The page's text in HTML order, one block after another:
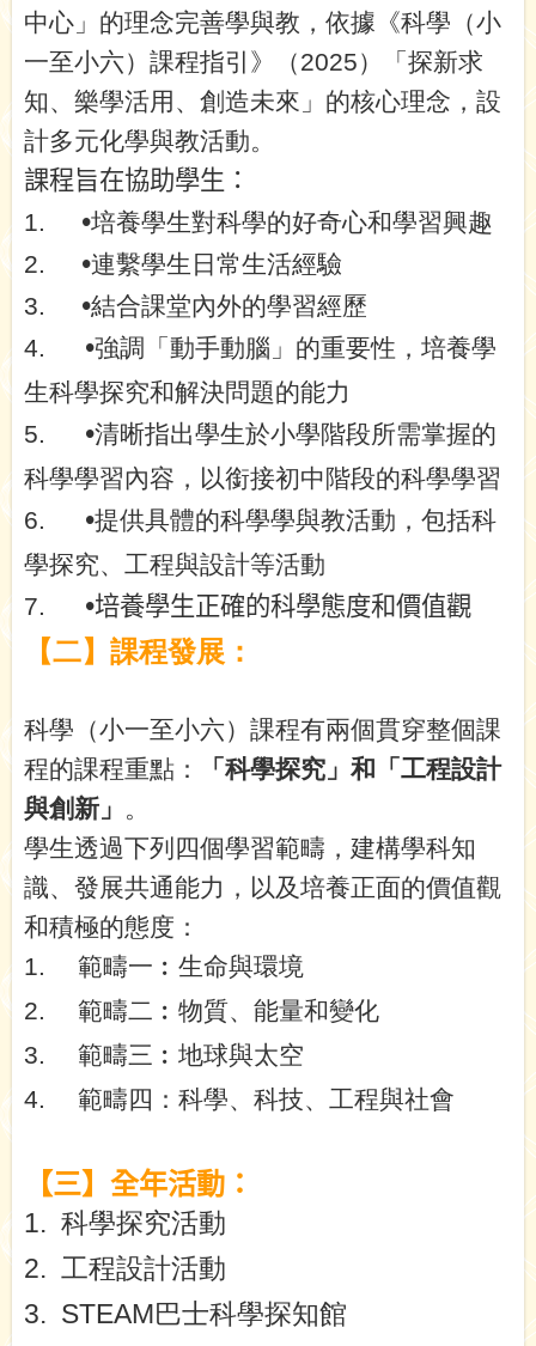
中心」的理念完善學與教，依據《科學（小
一至小六）課程指引》（2025）「探新求
知、樂學活用、創造未來」的核心理念，設
計多元化學與教活動。
課程旨在協助學生：
1. •培養學生對科學的好奇心和學習興趣
2. •連繫學生日常生活經驗
3. •結合課堂內外的學習經歷
4.
•強調「動手動腦」的重要性，培養學
生科學探究和解決問題的能力
5.
•清晰指出學生於小學階段所需掌握的
科學學習內容，以銜接初中階段的科學學習
6.
•提供具體的科學學與教活動，包括科
學探究、工程與設計等活動
7.
•培養學生正確的科學態度和價值觀
【二】課程發展：
科學（小一至小六）課程有兩個貫穿整個課
程的課程重點：
「科學探究」和「工程設計
與創新」 。
學生透過下列四個學習範疇，建構學科知
識、發展共通能力，以及培養正面的價值觀
和積極的態度：
1.
範疇一︰生命與環境
2.
範疇二︰物質、能量和變化
3.
範疇三︰地球與太空
4.
範疇四：科學、科技、工程與社會
【三】全年活動：
1. 科學探究活動
2. 工程設計活動
3. STEAM巴士科學探知館